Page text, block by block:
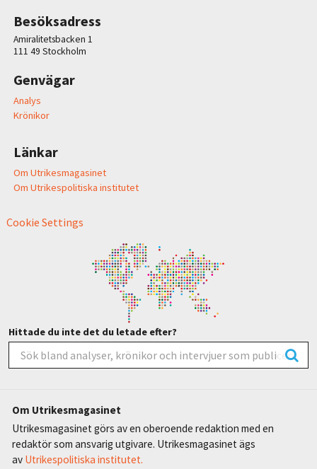
Besöksadress
Amiralitetsbacken 1
111 49 Stockholm
Genvägar
Analys
Krönikor
Länkar
Om Utrikesmagasinet
Om Utrikespolitiska institutet
Cookie Settings
Hittade du inte det du letade efter?
Om Utrikesmagasinet
Utrikesmagasinet görs av en oberoende redaktion med en
redaktör som ansvarig utgivare. Utrikesmagasinet ägs
av Utrikespolitiska institutet.